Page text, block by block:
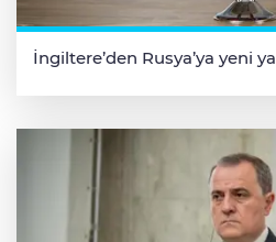
İngiltere’den Rusya’ya yeni